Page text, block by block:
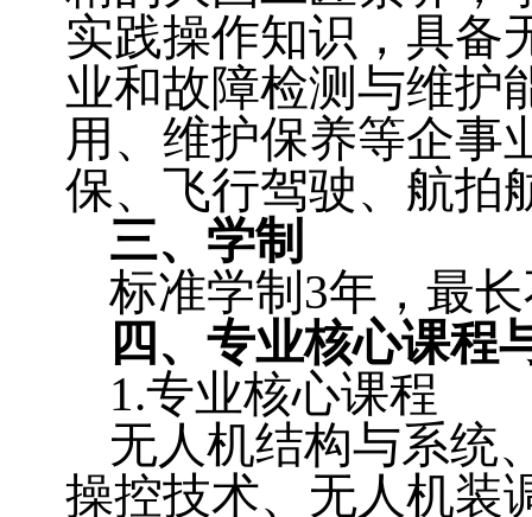
实践操作知识，具备
业和故障检测与维护
用、维护保养等企事
保、飞行驾驶、航拍
三、学制
标准学制 3年，最
四、专业核心课程
1.专业核心课程
无人机结构与系统
操控技术、无人机装